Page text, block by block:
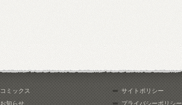
コミックス
お知らせ
サイトポリシー
プライバシーポリシー